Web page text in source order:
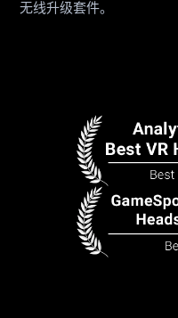
无线升级套件。